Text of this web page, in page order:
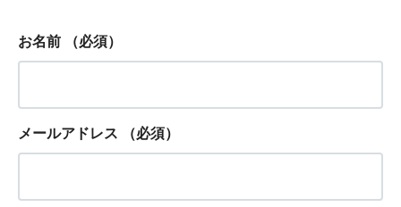
お名前 （必須）
メールアドレス （必須）